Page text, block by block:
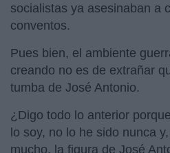
socialistas ya asesinaban a
conventos.
Pues bien, el ambiente
creando no es de extrañar
tumba de José Antonio.
¿Digo todo lo anterior
lo soy, no lo he sido nunca
mucho, la figura de José